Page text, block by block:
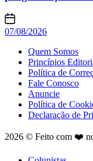
07/08/2026
Quem Somos
Princípios
Política de
Fale Conosco
Anuncie
Política de
Declaração de
2026 © Feito com ❤️